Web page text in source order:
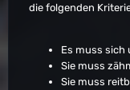
die folgenden
Es muss sich
Sie muss
Sie muss